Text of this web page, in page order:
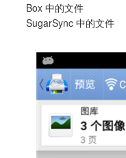
Box 中的文件
SugarSync 中的文件